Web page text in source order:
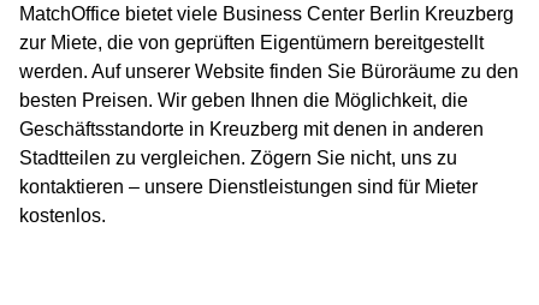
MatchOffice bietet viele Business Center Berlin Kreuzberg
zur Miete, die von geprüften Eigentümern bereitgestellt
werden. Auf unserer Website finden Sie Büroräume zu den
besten Preisen. Wir geben Ihnen die Möglichkeit, die
Geschäftsstandorte in Kreuzberg mit denen in anderen
Stadtteilen zu vergleichen. Zögern Sie nicht, uns zu
kontaktieren – unsere Dienstleistungen sind für Mieter
kostenlos.